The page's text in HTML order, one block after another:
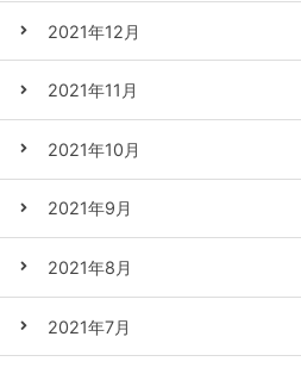
2021年12月
2021年11月
2021年10月
2021年9月
2021年8月
2021年7月